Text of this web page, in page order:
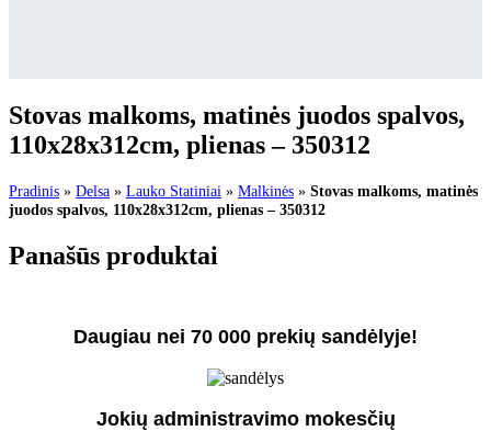
Stovas malkoms, matinės juodos spalvos,
110x28x312cm, plienas – 350312
Pradinis » Delsa » Lauko Statiniai » Malkinės » Stovas malkoms, matinės
juodos spalvos, 110x28x312cm, plienas – 350312
Panašūs produktai
Daugiau nei 70 000 prekių sandėlyje!
Jokių administravimo mokesčių